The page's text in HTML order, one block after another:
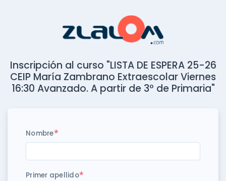
Inscripción al curso "LISTA DE ESPERA 25-26
CEIP María Zambrano Extraescolar Viernes
16:30 Avanzado. A partir de 3º de Primaria"
Nombre*
Primer apellido*